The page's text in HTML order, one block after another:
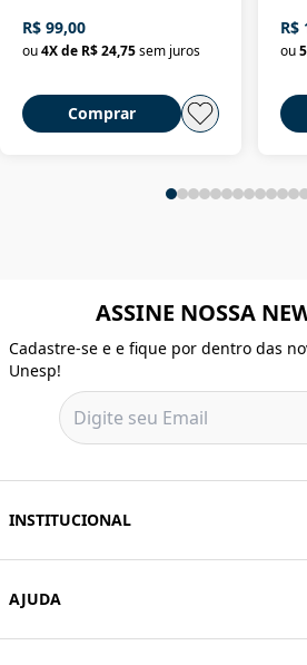
R$ 99,00
ou4X de R$ 24,75sem juros
Comprar
R$
ou 5
ASSINE NOSSA
Cadastre-se e e fique por dentro das
Unesp!
INSTITUCIONAL
AJUDA